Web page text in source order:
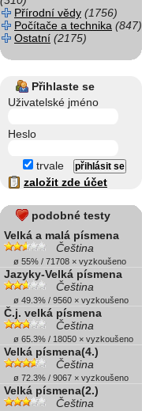
Přírodní vědy (1756)
Počítače a technika (847)
Ostatní (2175)
Přihlaste se
Uživatelské jméno
Heslo
trvale
založit zde účet
podobné testy
Velká a malá písmena
Čeština
ø 55% / 71708 × vyzkoušeno
Jazyky-Velká písmena
Čeština
ø 49.3% / 9560 × vyzkoušeno
Č.j. velká písmena
Čeština
ø 65.3% / 18050 × vyzkoušeno
Velká písmena(4.)
Čeština
ø 72.3% / 9067 × vyzkoušeno
Velká písmena(2.)
Čeština